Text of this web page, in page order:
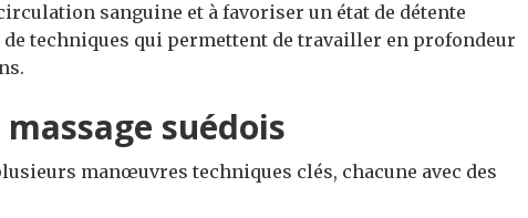
sanguine et à favoriser un état de détente
de techniques qui permettent de travailler en profondeur
suédois
manœuvres techniques clés, chacune avec des